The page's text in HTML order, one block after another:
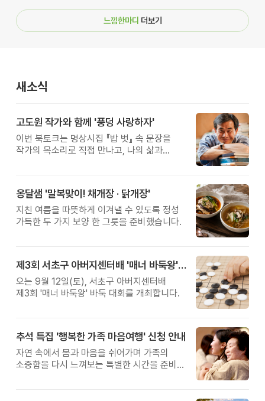
느낌한마디 더보기
새소식
고도원 작가와 함께 '풍덩 사랑하자'
이번 북토크는 명상시집 『밥 벗』 속 문장을
작가의 목소리로 직접 만나고, 나의 삶과
옹달샘 '말복맞이! 채개장 · 닭개장'
지친 여름을 따뜻하게 이겨낼 수 있도록 정성
가득한 두 가지 보양 한 그릇을 준비했습니다.
제3회 서초구 아버지센터배 '매너 바둑왕' 대회
오는 9월 12일(토), 서초구 아버지센터배
제3회 '매너 바둑왕' 바둑 대회를 개최합니다.
추석 특집 '행복한 가족 마음여행' 신청 안내
자연 속에서 몸과 마음을 쉬어가며 가족의
소중함을 다시 느껴보는 특별한 시간을 준비해